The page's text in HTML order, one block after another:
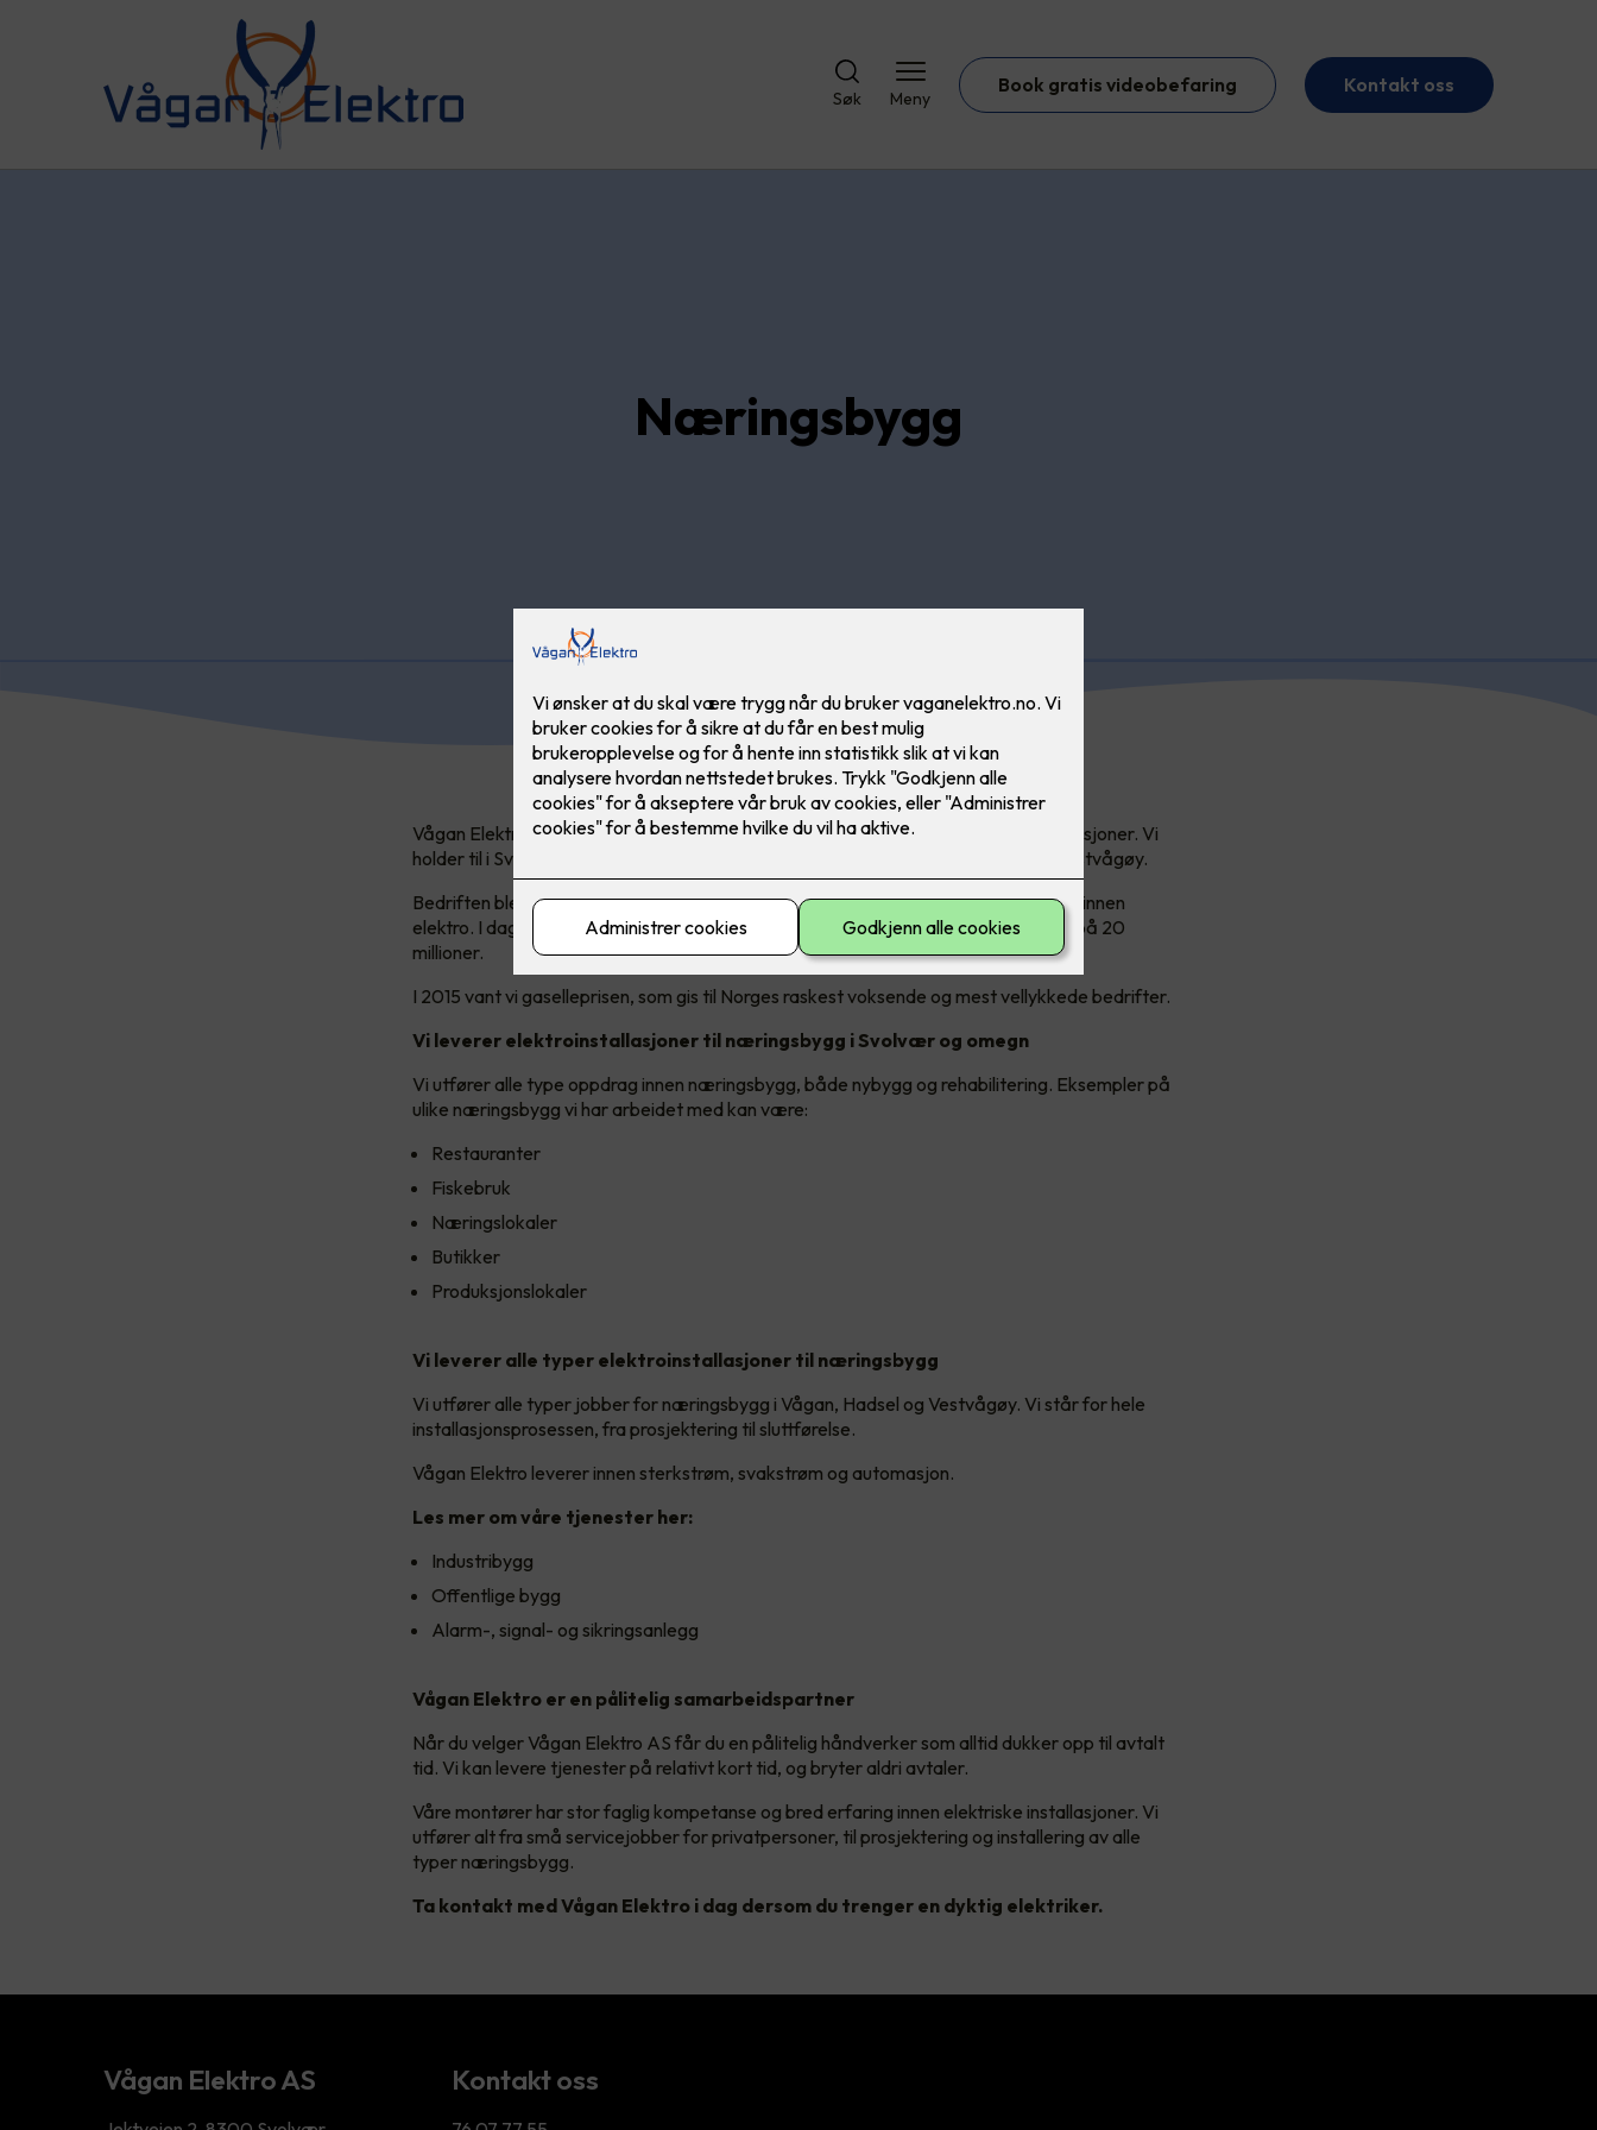
Søk Meny
Book gratis videobefaring Kontakt oss
Næringsbygg
Vågan Elektro AS utfører installasjon og vedlikehold på alle typer elektriske installasjoner. Vi
holder til i Svolvær i Vågan kommune, men dekker også kommunene Hadsel og Vestvågøy.
Bedriften ble etablert i juli 2011, og har siden den tid etablert seg som en stor aktør innen
elektro. I dag har vi 18 ansatte, hvorav tre er lærlinger, og vi har en årlig omsetning på 20
millioner.
I 2015 vant vi gaselleprisen, som gis til Norges raskest voksende og mest vellykkede bedrifter.
Vi leverer elektroinstallasjoner til næringsbygg i Svolvær og omegn
Vi utfører alle type oppdrag innen næringsbygg, både nybygg og rehabilitering. Eksempler på
ulike næringsbygg vi har arbeidet med kan være:
Restauranter
Fiskebruk
Næringslokaler
Butikker
Produksjonslokaler
Vi leverer alle typer elektroinstallasjoner til næringsbygg
Vi utfører alle typer jobber for næringsbygg i Vågan, Hadsel og Vestvågøy. Vi står for hele
installasjonsprosessen, fra prosjektering til sluttførelse.
Vågan Elektro leverer innen sterkstrøm, svakstrøm og automasjon.
Les mer om våre tjenester her:
Industribygg
Offentlige bygg
Alarm-, signal- og sikringsanlegg
Vågan Elektro er en pålitelig samarbeidspartner
Når du velger Vågan Elektro AS får du en pålitelig håndverker som alltid dukker opp til avtalt
tid. Vi kan levere tjenester på relativt kort tid, og bryter aldri avtaler.
Våre montører har stor faglig kompetanse og bred erfaring innen elektriske installasjoner. Vi
utfører alt fra små servicejobber for privatpersoner, til prosjektering og installering av alle
typer næringsbygg.
Ta kontakt med Vågan Elektro i dag dersom du trenger en dyktig elektriker.
Vågan Elektro AS Kontakt oss